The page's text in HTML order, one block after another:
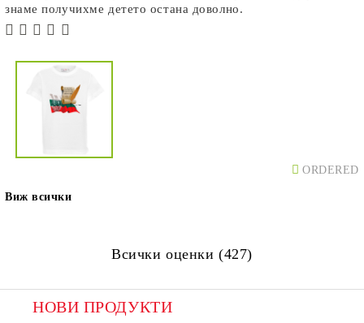
знаме получихме детето остана доволно.
ORDERED
Виж всички
Всички оценки (427)
НОВИ ПРОДУКТИ